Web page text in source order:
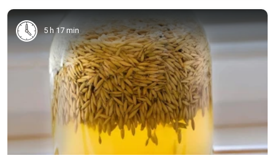
5 h 17 min